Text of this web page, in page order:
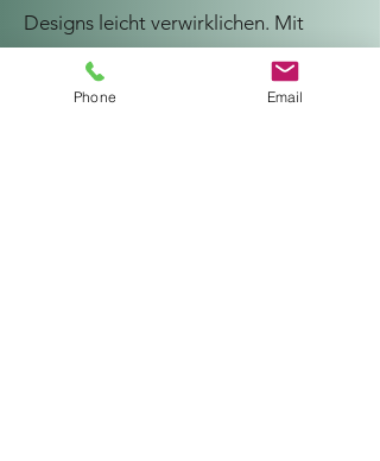
Designs leicht verwirklichen. Mit
unserem Textildruck-Service erhalten
Sie ein qualitativ hochwertiges
Phone Email